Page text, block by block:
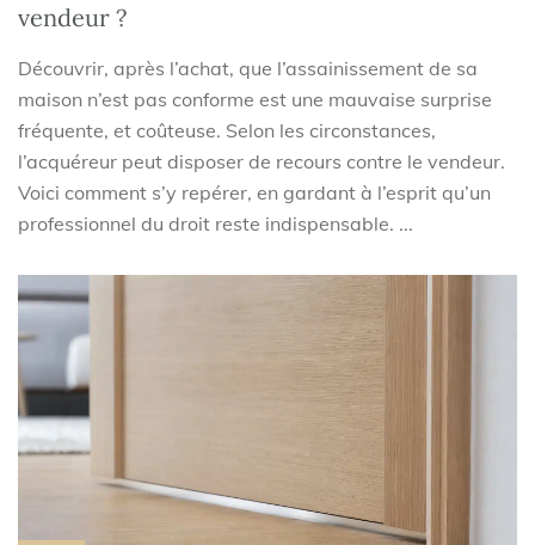
vendeur ?
Découvrir, après l’achat, que l’assainissement de sa
maison n’est pas conforme est une mauvaise surprise
fréquente, et coûteuse. Selon les circonstances,
l’acquéreur peut disposer de recours contre le vendeur.
Voici comment s’y repérer, en gardant à l’esprit qu’un
professionnel du droit reste indispensable. ...